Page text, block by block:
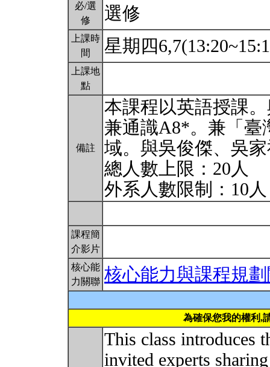
必/選
修
選修
上課時
間
星期四
上課地
點
備註
本課程以英語授課
兼通識A8*。兼「臺
域。與吳俊傑、吳
總人數上限：20人
外系人數限制：10
課程簡
介影片
核心能
力關聯 核心能力與課程規
為確保您我的權利,
This class introduces
invited experts